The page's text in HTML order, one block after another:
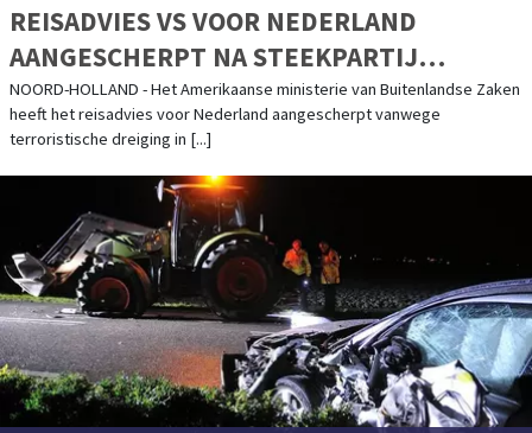
REISADVIES VS VOOR NEDERLAND
AANGESCHERPT NA STEEKPARTIJ
AMSTERDAM CENTRAAL
NOORD-HOLLAND - Het Amerikaanse ministerie van Buitenlandse Zaken
heeft het reisadvies voor Nederland aangescherpt vanwege
terroristische dreiging in [...]